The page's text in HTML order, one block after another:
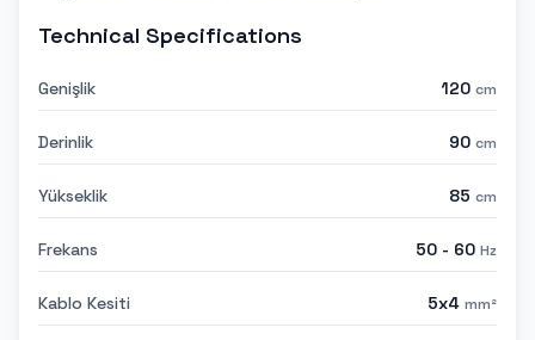
Technical Specifications
Genişlik 120 cm
Derinlik 90 cm
Yükseklik 85 cm
Frekans 50 - 60 Hz
Kablo Kesiti 5x4 mm²